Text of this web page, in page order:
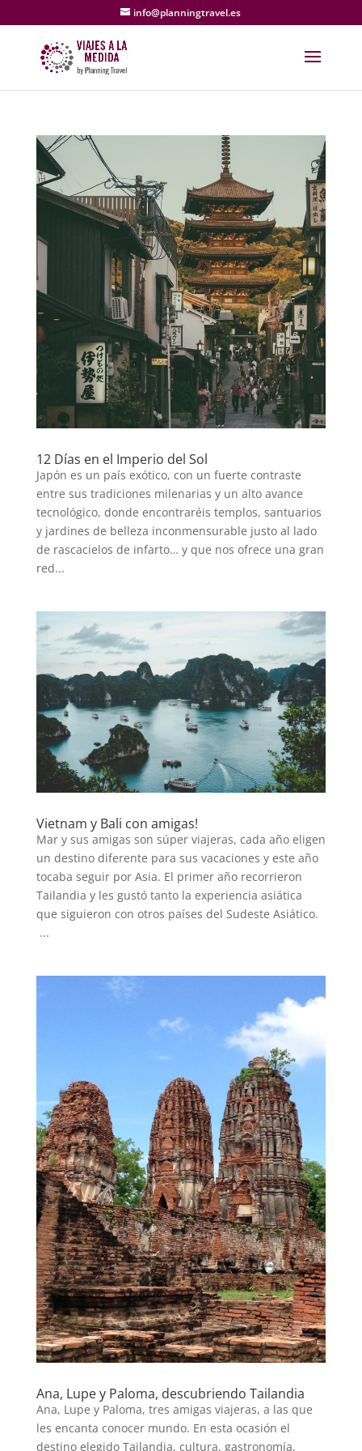
info@planningtravel.es
12 Días en el Imperio del Sol
Japón es un país exótico, con un fuerte contraste
entre sus tradiciones milenarias y un alto avance
tecnológico, donde encontraréis templos, santuarios
y jardines de belleza inconmensurable justo al lado
de rascacielos de infarto… y que nos ofrece una gran
red...
Vietnam y Bali con amigas!
Mar y sus amigas son súper viajeras, cada año eligen
un destino diferente para sus vacaciones y este año
tocaba seguir por Asia. El primer año recorrieron
Tailandia y les gustó tanto la experiencia asiática
que siguieron con otros países del Sudeste Asiático.
...
Ana, Lupe y Paloma, descubriendo Tailandia
Ana, Lupe y Paloma, tres amigas viajeras, a las que
les encanta conocer mundo. En esta ocasión el
destino elegido Tailandia, cultura, gastronomía,